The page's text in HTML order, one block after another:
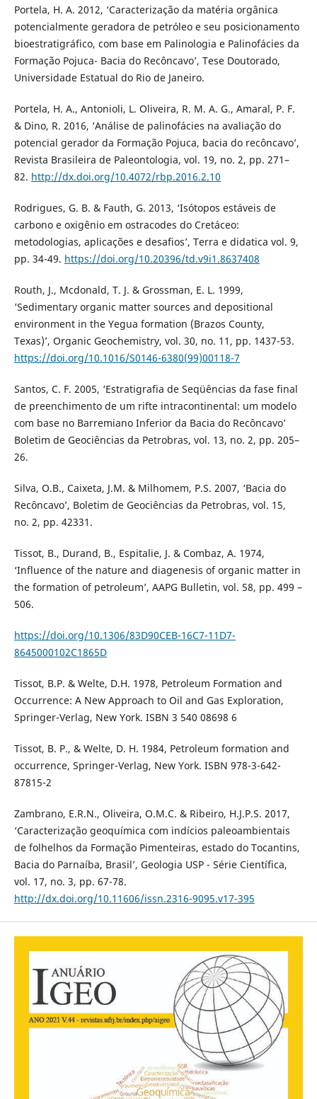
Portela, H. A. 2012, ‘Caracterização da matéria orgânica
potencialmente geradora de petróleo e seu posicionamento
bioestratigráfico, com base em Palinologia e Palinofácies da
Formação Pojuca- Bacia do Recôncavo’, Tese Doutorado,
Universidade Estatual do Rio de Janeiro.
Portela, H. A., Antonioli, L. Oliveira, R. M. A. G., Amaral, P. F.
& Dino, R. 2016, ‘Análise de palinofácies na avaliação do
potencial gerador da Formação Pojuca, bacia do recôncavo’,
Revista Brasileira de Paleontologia, vol. 19, no. 2, pp. 271–
82. http://dx.doi.org/10.4072/rbp.2016.2.10
Rodrigues, G. B. & Fauth, G. 2013, ‘Isótopos estáveis de
carbono e oxigênio em ostracodes do Cretáceo:
metodologias, aplicações e desafios’, Terra e didatica vol. 9,
pp. 34-49. https://doi.org/10.20396/td.v9i1.8637408
Routh, J., Mcdonald, T. J. & Grossman, E. L. 1999,
‘Sedimentary organic matter sources and depositional
environment in the Yegua formation (Brazos County,
Texas)’, Organic Geochemistry, vol. 30, no. 11, pp. 1437-53.
https://doi.org/10.1016/S0146-6380(99)00118-7
Santos, C. F. 2005, ‘Estratigrafia de Seqüências da fase final
de preenchimento de um rifte intracontinental: um modelo
com base no Barremiano Inferior da Bacia do Recôncavo’
Boletim de Geociências da Petrobras, vol. 13, no. 2, pp. 205–
26.
Silva, O.B., Caixeta, J.M. & Milhomem, P.S. 2007, ‘Bacia do
Recôncavo’, Boletim de Geociências da Petrobras, vol. 15,
no. 2, pp. 42331.
Tissot, B., Durand, B., Espitalie, J. & Combaz, A. 1974,
‘Influence of the nature and diagenesis of organic matter in
the formation of petroleum’, AAPG Bulletin, vol. 58, pp. 499 –
506.
https://doi.org/10.1306/83D90CEB-16C7-11D7-
8645000102C1865D
Tissot, B.P. & Welte, D.H. 1978, Petroleum Formation and
Occurrence: A New Approach to Oil and Gas Exploration,
Springer-Verlag, New York. ISBN 3 540 08698 6
Tissot, B. P., & Welte, D. H. 1984, Petroleum formation and
occurrence, Springer-Verlag, New York. ISBN 978-3-642-
87815-2
Zambrano, E.R.N., Oliveira, O.M.C. & Ribeiro, H.J.P.S. 2017,
‘Caracterização geoquímica com indícios paleoambientais
de folhelhos da Formação Pimenteiras, estado do Tocantins,
Bacia do Parnaíba, Brasil’, Geologia USP - Série Científica,
vol. 17, no. 3, pp. 67-78.
http://dx.doi.org/10.11606/issn.2316-9095.v17-395